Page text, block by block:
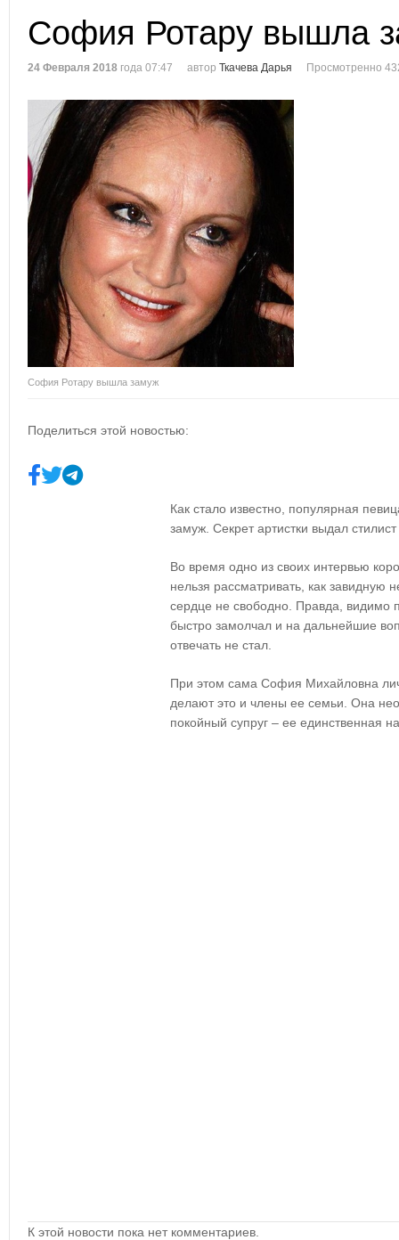
София Ротару вышла
24 Февраля 2018 года 07:47 автор Ткачева Дарья Просмотренно
София Ротару вышла замуж
Поделиться этой новостью:
Как стало известно, популярная
замуж. Секрет артистки выдал
Во время одно из своих интервью
нельзя рассматривать, как завидную
сердце не свободно. Правда, видимо
быстро замолчал и на дальнейшие
отвечать не стал.
При этом сама София Михайловна
делают это и члены ее семьи. Она
покойный супруг – ее единственная
К этой новости пока нет комментариев.